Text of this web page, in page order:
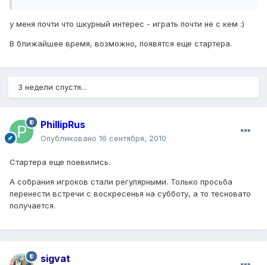
у меня почти что шкурный интерес - играть почти не с кем :)
В ближайшее время, возможно, появятся еще стартера.
3 недели спустя...
PhillipRus
Опубликовано 16 сентября, 2010
Стартера еще поевились.
А собрания игроков стали регулярными. Только просьба
перенести встречи с воскресенья на субботу, а то тесновато
получается.
sigvat